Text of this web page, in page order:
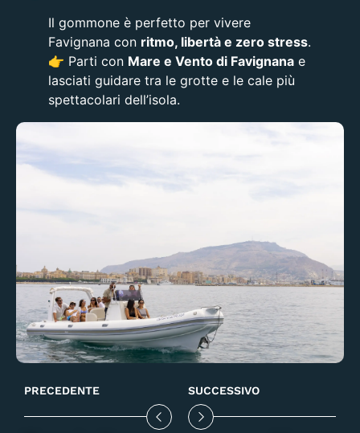
Il gommone è perfetto per vivere
Favignana con ritmo, libertà e zero stress.
👉 Parti con Mare e Vento di Favignana e
lasciati guidare tra le grotte e le cale più
spettacolari dell’isola.
PRECEDENTE SUCCESSIVO